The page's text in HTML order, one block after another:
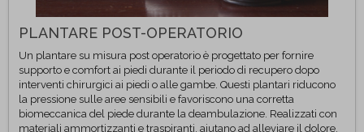
PLANTARE POST-OPERATORIO
Un plantare su misura post operatorio è progettato per fornire
supporto e comfort ai piedi durante il periodo di recupero dopo
interventi chirurgici ai piedi o alle gambe. Questi plantari riducono
la pressione sulle aree sensibili e favoriscono una corretta
biomeccanica del piede durante la deambulazione. Realizzati con
materiali ammortizzanti e traspiranti, aiutano ad alleviare il dolore,